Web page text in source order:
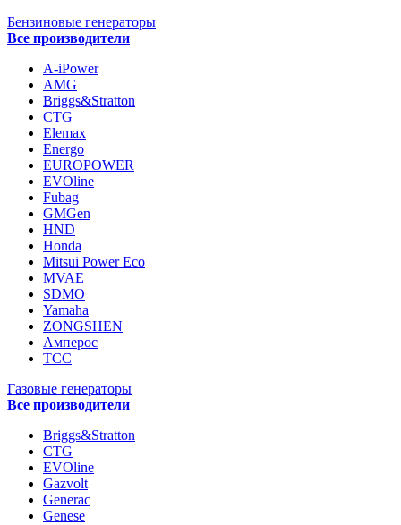
Бензиновые генераторы
Все производители
A-iPower
AMG
Briggs&Stratton
CTG
Elemax
Energo
EUROPOWER
EVOline
Fubag
GMGen
HND
Honda
Mitsui Power Eco
MVAE
SDMO
Yamaha
ZONGSHEN
Амперос
ТСС
Газовые генераторы
Все производители
Briggs&Stratton
CTG
EVOline
Gazvolt
Generac
Genese